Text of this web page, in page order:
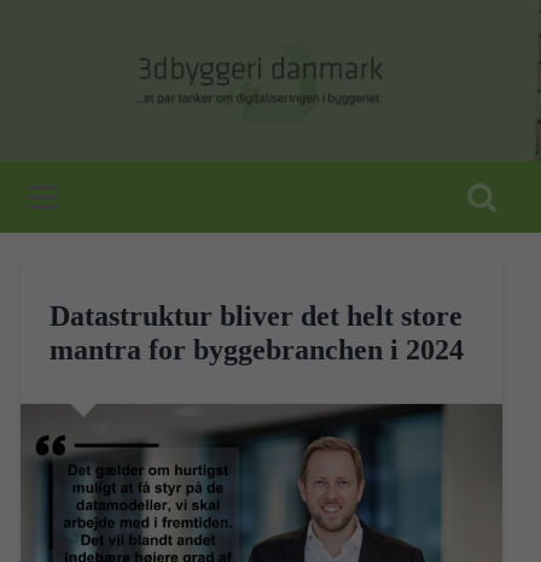
Datastruktur bliver det helt store
mantra for byggebranchen i 2024